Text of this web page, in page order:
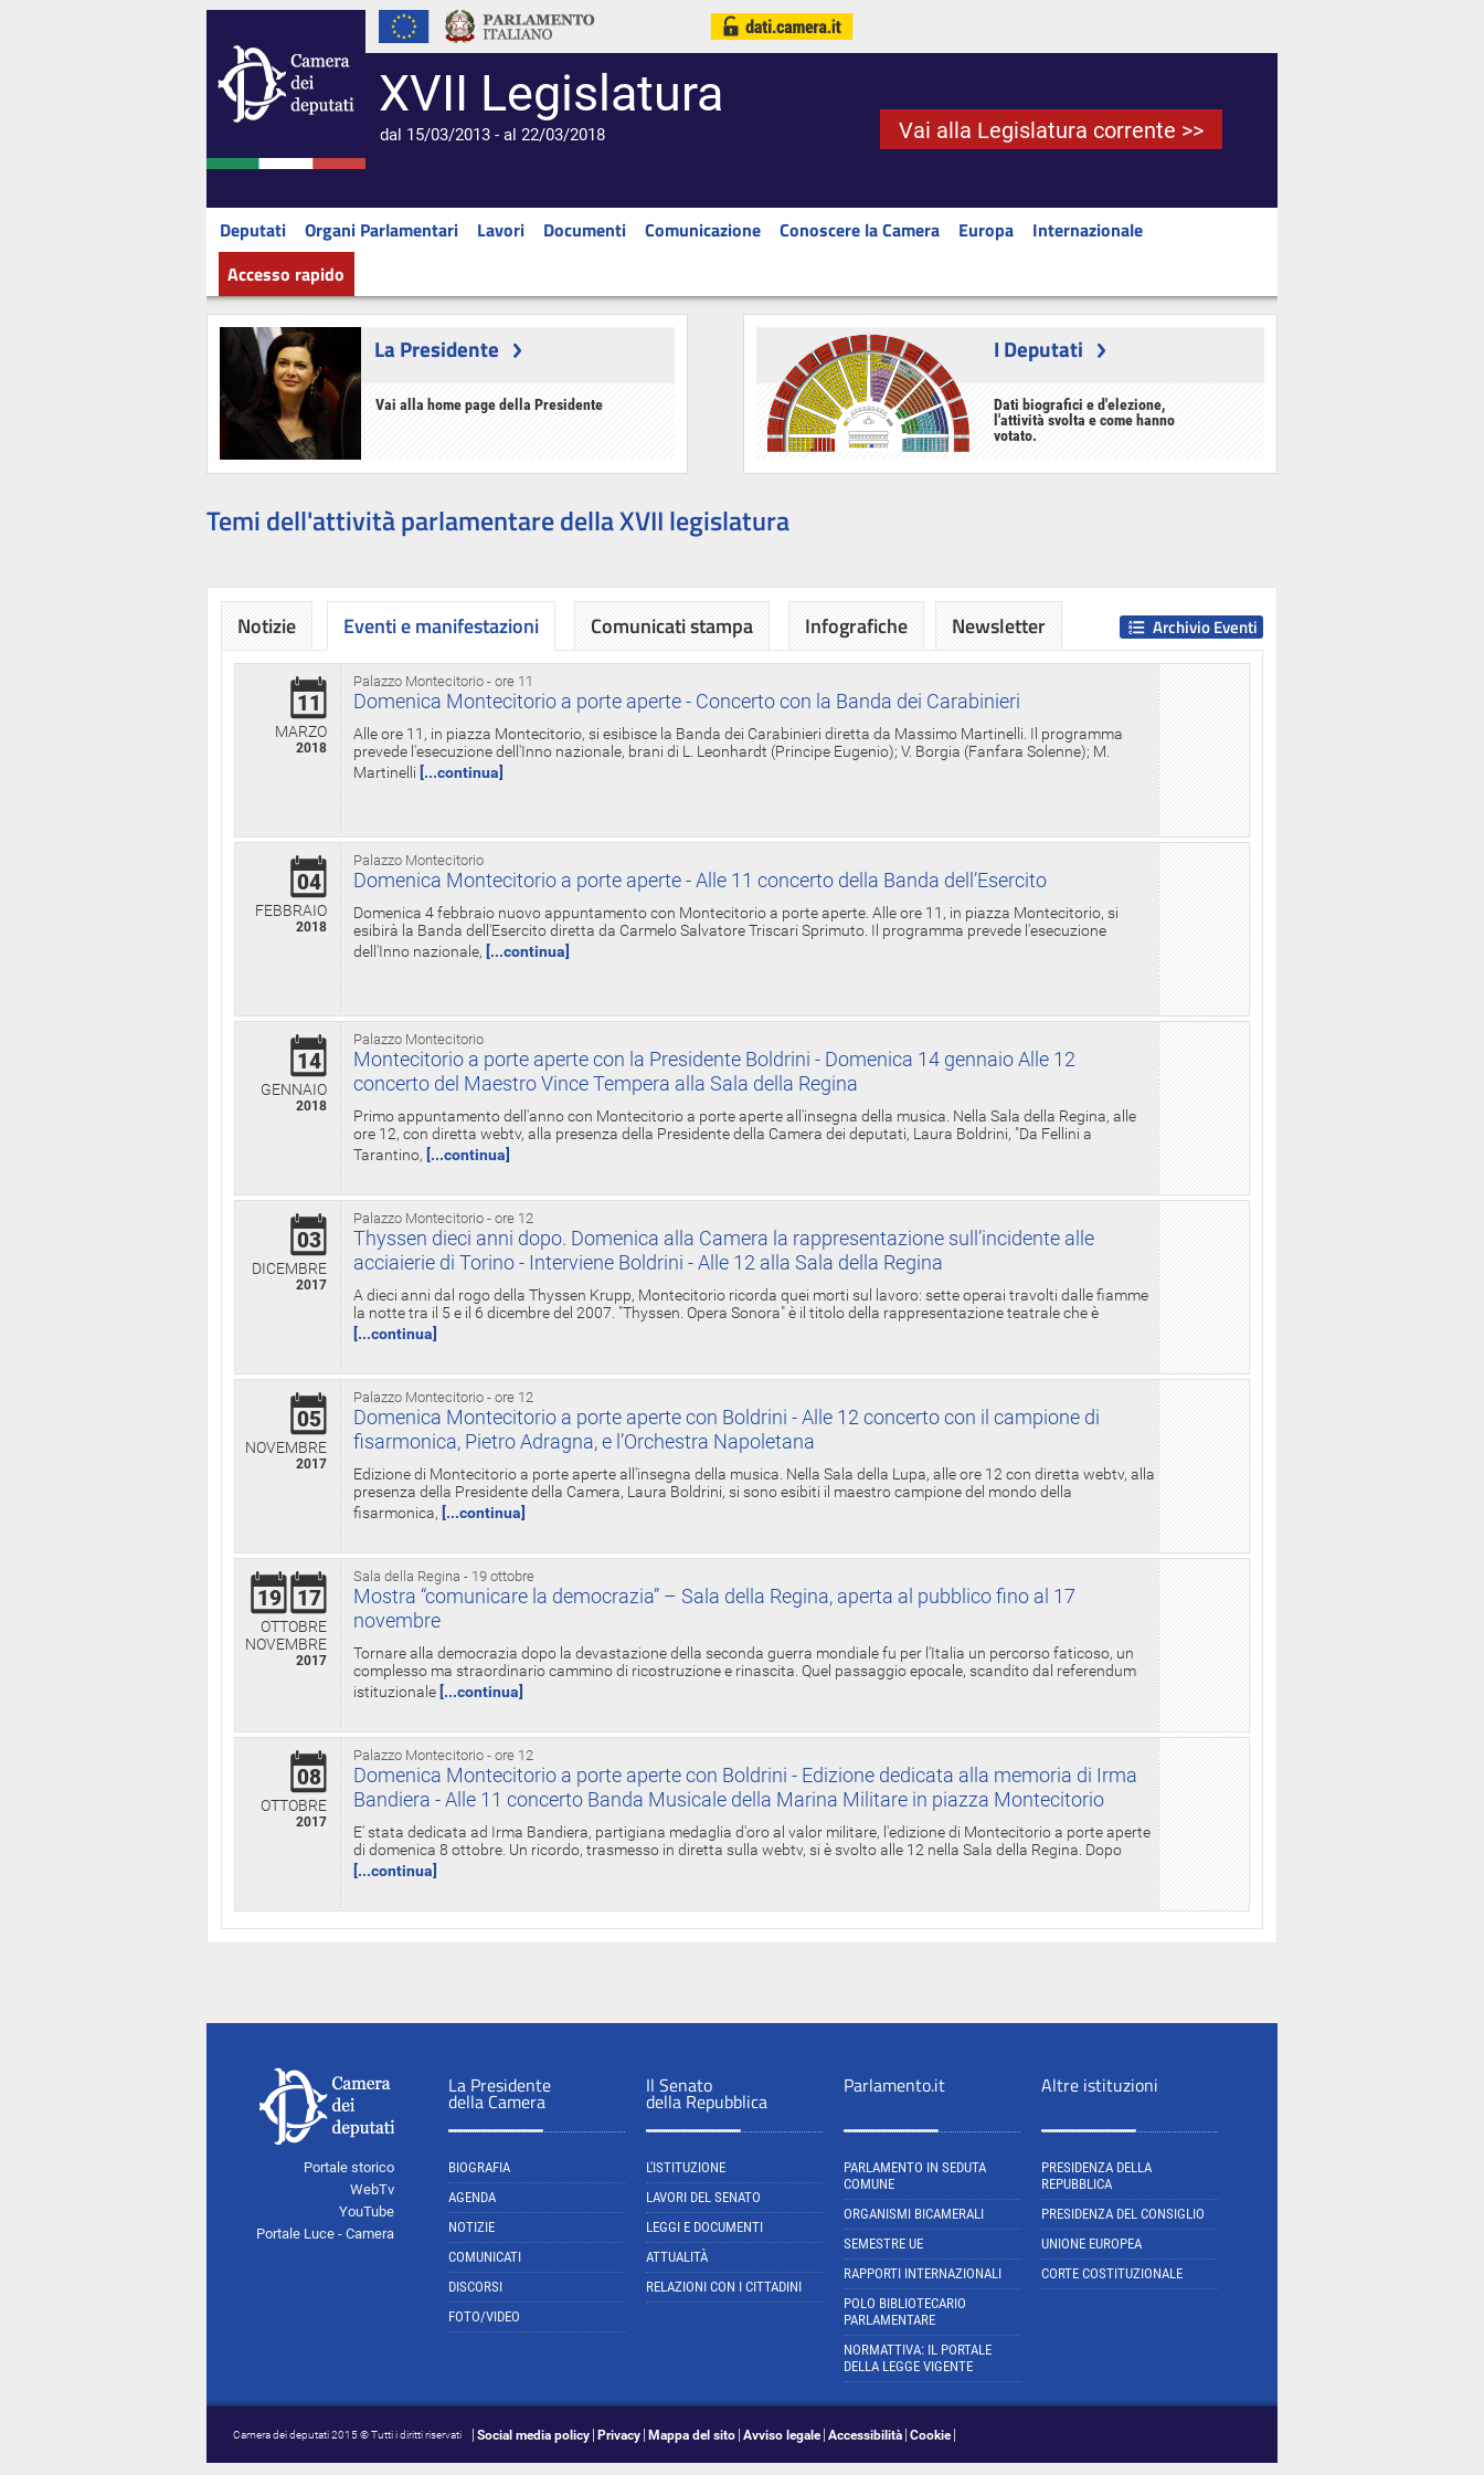
XVII Legislatura
dal 15/03/2013 - al 22/03/2018 Vai alla Legislatura corrente >>
Deputati Organi Parlamentari Lavori Documenti Comunicazione Conoscere la Camera Europa
Internazionale
Accesso rapido
La Presidente
Vai alla home page della Presidente
I Deputati
Dati biografici e d'elezione,
l'attività svolta e come hanno
votato.
Temi dell'attività parlamentare della XVII legislatura
Notizie Eventi e manifestazioni
Palazzo Montecitorio - ore 11
11
MARZO
2018
Domenica Montecitorio a porte aperte - Concerto con la Banda dei Carabinieri
Alle ore 11, in piazza Montecitorio, si esibisce la Banda dei Carabinieri diretta da Massimo Martinelli. Il programma
prevede l'esecuzione dell'Inno nazionale, brani di L. Leonhardt (Principe Eugenio); V. Borgia (Fanfara Solenne); M.
Martinelli [...continua]
Palazzo Montecitorio
04
FEBBRAIO
2018
Domenica Montecitorio a porte aperte - Alle 11 concerto della Banda dell’Esercito
Domenica 4 febbraio nuovo appuntamento con Montecitorio a porte aperte. Alle ore 11, in piazza Montecitorio, si
esibirà la Banda dell'Esercito diretta da Carmelo Salvatore Triscari Sprimuto. Il programma prevede l'esecuzione
dell'Inno nazionale, [...continua]
Palazzo Montecitorio
14
GENNAIO
2018
Montecitorio a porte aperte con la Presidente Boldrini - Domenica 14 gennaio Alle 12
concerto del Maestro Vince Tempera alla Sala della Regina
Primo appuntamento dell'anno con Montecitorio a porte aperte all'insegna della musica. Nella Sala della Regina, alle
ore 12, con diretta webtv, alla presenza della Presidente della Camera dei deputati, Laura Boldrini, "Da Fellini a
Tarantino, [...continua]
Palazzo Montecitorio - ore 12
03
DICEMBRE
2017
Thyssen dieci anni dopo. Domenica alla Camera la rappresentazione sull’incidente alle
acciaierie di Torino - Interviene Boldrini - Alle 12 alla Sala della Regina
A dieci anni dal rogo della Thyssen Krupp, Montecitorio ricorda quei morti sul lavoro: sette operai travolti dalle fiamme
la notte tra il 5 e il 6 dicembre del 2007. "Thyssen. Opera Sonora" è il titolo della rappresentazione teatrale che è
[...continua]
Palazzo Montecitorio - ore 12
05
NOVEMBRE
2017
Domenica Montecitorio a porte aperte con Boldrini - Alle 12 concerto con il campione di
fisarmonica, Pietro Adragna, e l’Orchestra Napoletana
Edizione di Montecitorio a porte aperte all'insegna della musica. Nella Sala della Lupa, alle ore 12 con diretta webtv, alla
presenza della Presidente della Camera, Laura Boldrini, si sono esibiti il maestro campione del mondo della
fisarmonica, [...continua]
Sala della Regina - 19 ottobre
19 17
OTTOBRE
NOVEMBRE
2017
Mostra “comunicare la democrazia” – Sala della Regina, aperta al pubblico fino al 17
novembre
Tornare alla democrazia dopo la devastazione della seconda guerra mondiale fu per l'Italia un percorso faticoso, un
complesso ma straordinario cammino di ricostruzione e rinascita. Quel passaggio epocale, scandito dal referendum
istituzionale [...continua]
Palazzo Montecitorio - ore 12
08
OTTOBRE
2017
Domenica Montecitorio a porte aperte con Boldrini - Edizione dedicata alla memoria di Irma
Bandiera - Alle 11 concerto Banda Musicale della Marina Militare in piazza Montecitorio
E' stata dedicata ad Irma Bandiera, partigiana medaglia d'oro al valor militare, l'edizione di Montecitorio a porte aperte
di domenica 8 ottobre. Un ricordo, trasmesso in diretta sulla webtv, si è svolto alle 12 nella Sala della Regina. Dopo
[...continua]
Archivio Eventi
Comunicati stampa Infografiche Newsletter
Portale storico
WebTv
YouTube
Portale Luce - Camera
La Presidente
della Camera
BIOGRAFIA
AGENDA
NOTIZIE
COMUNICATI
DISCORSI
FOTO/VIDEO
Il Senato
della Repubblica
L'ISTITUZIONE
LAVORI DEL SENATO
LEGGI E DOCUMENTI
ATTUALITÀ
RELAZIONI CON I CITTADINI
Parlamento.it
PARLAMENTO IN SEDUTA
COMUNE
ORGANISMI BICAMERALI
SEMESTRE UE
RAPPORTI INTERNAZIONALI
POLO BIBLIOTECARIO
PARLAMENTARE
NORMATTIVA: IL PORTALE
DELLA LEGGE VIGENTE
Altre istituzioni
PRESIDENZA DELLA
REPUBBLICA
PRESIDENZA DEL CONSIGLIO
UNIONE EUROPEA
CORTE COSTITUZIONALE
Camera dei deputati 2015 © Tutti i diritti riservati Social media policy Privacy Mappa del sito Avviso legale Accessibilità Cookie